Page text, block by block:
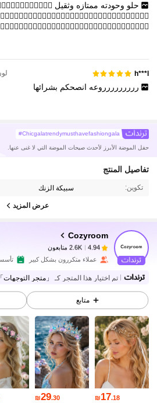
حلو وحودته ممتازه وثقيل
h***l
ررررررررروعه انصحكم بشرائها
Chicgalatrendymusthavefashiongala#
حفل الموضة الأبرز لأحدث صيحات الموضة التي لا غنى عنها.
تفاصيل المنتج
تكوين: سبيكة الزنك
عرض المزيد
Cozyroom
4.94
2.6K متابعون
4.94
4.94 2.6K متابعون
4.94 2.6K متابعون
4.94
عملاء متكررون بشكل كبير
تم اختيار هذا المتجر كـ 「متجر التوجهات」
متابع
₪17.18
₪29.30